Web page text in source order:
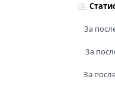
За
За
За